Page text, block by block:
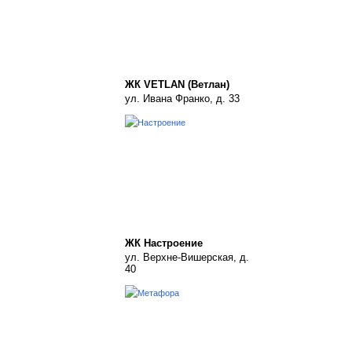
ЖК VETLAN (Ветлан)
ул. Ивана Франко, д. 33
ЖК Настроение
ул. Верхне-Вишерская, д.
40